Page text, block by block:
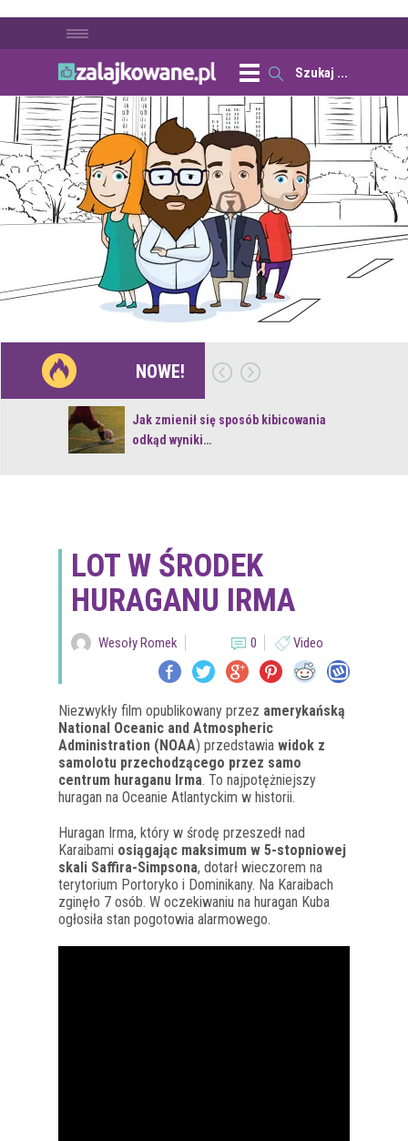
NOWE!
Jak zmienił się sposób kibicowania
odkąd wyniki…
LOT W ŚRODEK
HURAGANU IRMA
Wesoły Romek 0 Video
Niezwykły film opublikowany przez amerykańską
National Oceanic and Atmospheric
Administration (NOAA) przedstawia widok z
samolotu przechodzącego przez samo
centrum huraganu Irma. To najpotężniejszy
huragan na Oceanie Atlantyckim w historii.
Huragan Irma, który w środę przeszedł nad
Karaibami osiągając maksimum w 5-stopniowej
skali Saffira-Simpsona, dotarł wieczorem na
terytorium Portoryko i Dominikany. Na Karaibach
zginęło 7 osób. W oczekiwaniu na huragan Kuba
ogłosiła stan pogotowia alarmowego.